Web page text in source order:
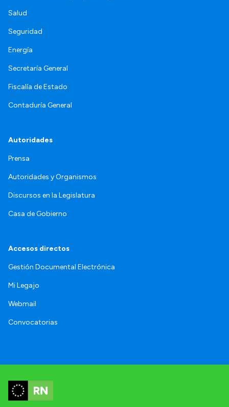
Salud
Seguridad
Energía
Secretaría General
Fiscalía de Estado
Contaduría General
Autoridades
Prensa
Autoridades y Organismos
Discursos en la Legislatura
Casa de Gobierno
Accesos directos
Gestión Documental Electrónica
Mi Legajo
Webmail
Convocatorias